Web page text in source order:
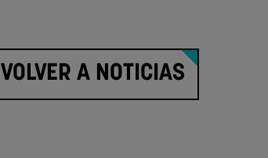
VOLVER A NOTICIAS